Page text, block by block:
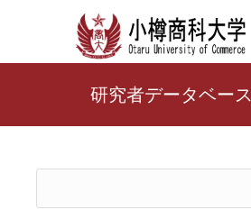
研究者データベース